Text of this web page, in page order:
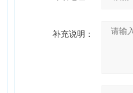
补充说明：